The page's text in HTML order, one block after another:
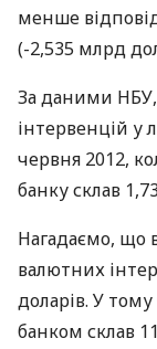
менше
(-2,535 млрд
За даними НБУ
інтервенцій у
червня 2012,
банку склав
Нагадаємо, що
валютних
доларів. У
банком склав